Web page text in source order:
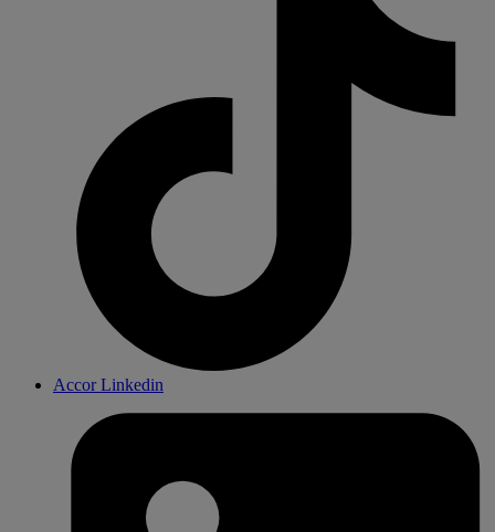
Accor Linkedin